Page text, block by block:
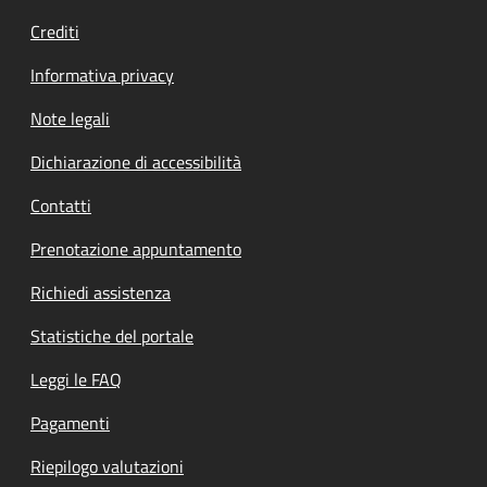
Crediti
Informativa privacy
Note legali
Dichiarazione di accessibilità
Contatti
Prenotazione appuntamento
Richiedi assistenza
Statistiche del portale
Leggi le FAQ
Pagamenti
Riepilogo valutazioni